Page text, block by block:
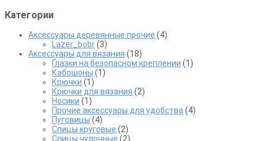
Категории
Аксессуары деревянные прочие (4)
Lazer_bobr(3)
Аксессуары для вязания (18)
Глазки на безопасном креплении (1)
Кабошоны (1)
Крючки (1)
Крючки для вязания (2)
Носики (1)
Прочие аксессуары для удобства (4)
Пуговицы (4)
Спицы круговые (2)
Спицы чулочные (2)